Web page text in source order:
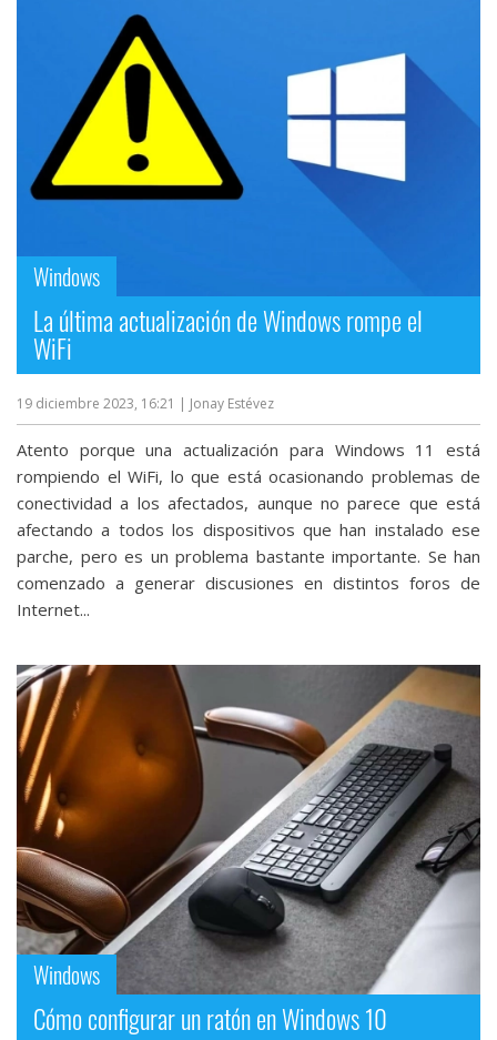
Windows
La última actualización de Windows rompe el
WiFi
19 diciembre 2023, 16:21 | Jonay Estévez
Atento porque una actualización para Windows 11 está
rompiendo el WiFi, lo que está ocasionando problemas de
conectividad a los afectados, aunque no parece que está
afectando a todos los dispositivos que han instalado ese
parche, pero es un problema bastante importante. Se han
comenzado a generar discusiones en distintos foros de
Internet...
Windows
Cómo configurar un ratón en Windows 10